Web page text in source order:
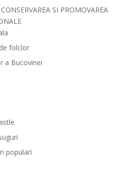
SI PROMOVAREA
folclor
a Bucovinei
populari